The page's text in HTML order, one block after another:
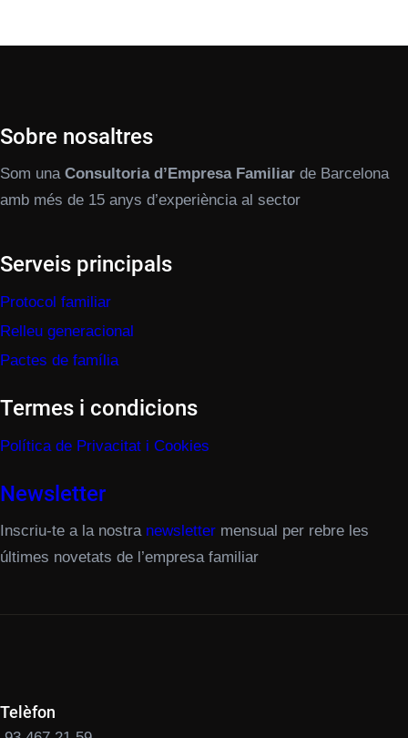
Sobre nosaltres
Som una Consultoria d’Empresa Familiar de Barcelona
amb més de 15 anys d’experiència al sector
Serveis principals
Protocol familiar
Relleu generacional
Pactes de família
Termes i condicions
Política de Privacitat i Cookies
Newsletter
Inscriu-te a la nostra newsletter mensual per rebre les
últimes novetats de l’empresa familiar
Telèfon